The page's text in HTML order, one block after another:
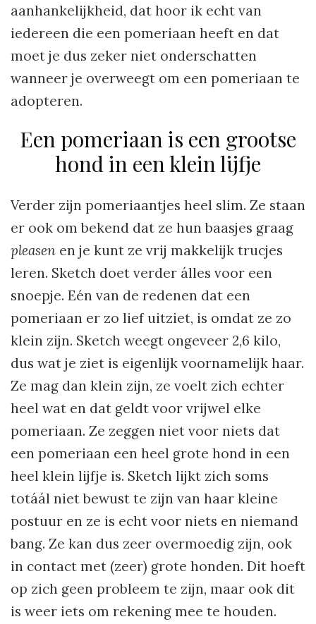
aanhankelijkheid, dat hoor ik echt van
iedereen die een pomeriaan heeft en dat
moet je dus zeker niet onderschatten
wanneer je overweegt om een pomeriaan te
adopteren.
Een pomeriaan is een grootse
hond in een klein lijfje
Verder zijn pomeriaantjes heel slim. Ze staan
er ook om bekend dat ze hun baasjes graag
pleasen en je kunt ze vrij makkelijk trucjes
leren. Sketch doet verder álles voor een
snoepje. Eén van de redenen dat een
pomeriaan er zo lief uitziet, is omdat ze zo
klein zijn. Sketch weegt ongeveer 2,6 kilo,
dus wat je ziet is eigenlijk voornamelijk haar.
Ze mag dan klein zijn, ze voelt zich echter
heel wat en dat geldt voor vrijwel elke
pomeriaan. Ze zeggen niet voor niets dat
een pomeriaan een heel grote hond in een
heel klein lijfje is. Sketch lijkt zich soms
totáál niet bewust te zijn van haar kleine
postuur en ze is echt voor niets en niemand
bang. Ze kan dus zeer overmoedig zijn, ook
in contact met (zeer) grote honden. Dit hoeft
op zich geen probleem te zijn, maar ook dit
is weer iets om rekening mee te houden.